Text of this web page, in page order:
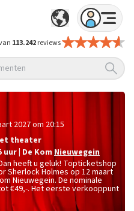
113.242reviews
2027 om 20:15
theater
uur De Kom Nieuwegein
heeft u geluk! Topticketshop
Sherlock Holmes op 12 maart
Nieuwegein. De nominale
€49,-. Het eerste verkooppunt